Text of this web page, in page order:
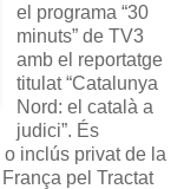
el programa “30
minuts” de TV3
amb el reportatge
titulat “Catalunya
Nord: el català a
judici”. És
o inclús privat de la
pel Tractat